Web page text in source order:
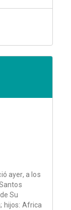
ayer, a los
Su
hijos: Africa